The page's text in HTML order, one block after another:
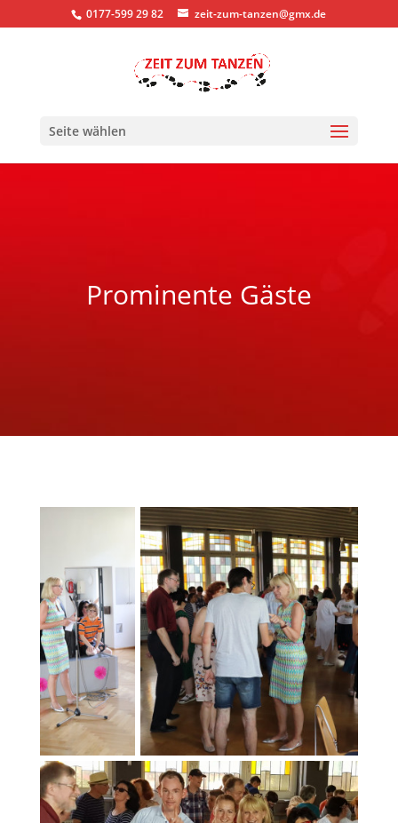
0177-599 29 82 zeit-zum-tanzen@gmx.de
Seite wählen
Prominente Gäste